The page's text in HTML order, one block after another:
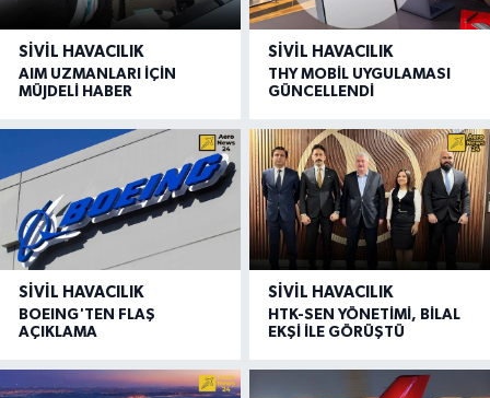
SIVIL HAVACILIK
AIM UZMANLARI İÇİN
MÜJDELİ HABER
SIVIL HAVACILIK
THY MOBİL UYGULAMASI
GÜNCELLENDİ
SIVIL HAVACILIK
BOEING'TEN FLAŞ
AÇIKLAMA
SIVIL HAVACILIK
HTK-SEN YÖNETİMİ, BİLAL
EKŞİ İLE GÖRÜŞTÜ